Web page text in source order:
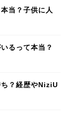
当？子供に人
るって本当？
？経歴やNiziU